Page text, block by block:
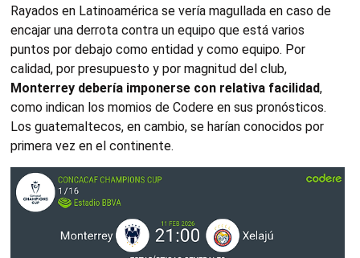
Rayados en Latinoamérica se vería magullada en caso de
encajar una derrota contra un equipo que está varios
puntos por debajo como entidad y como equipo. Por
calidad, por presupuesto y por magnitud del club,
Monterrey debería imponerse con relativa facilidad,
como indican los momios de Codere en sus pronósticos.
Los guatemaltecos, en cambio, se harían conocidos por
primera vez en el continente.